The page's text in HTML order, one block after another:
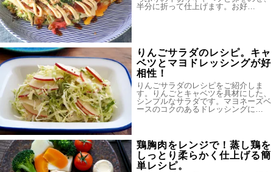
半分に折って仕上げます。お好…
りんごサラダのレシピ。キャ
ベツとマヨドレッシングが好
相性！
りんごサラダのレシピをご紹介しま
す。りんごとキャベツを具材にした、
シンプルなサラダです。マヨネーズベ
ースのコクのあるドレッシングに…
鶏胸肉をレンジで！蒸し鶏を
しっとり柔らかく仕上げる簡
単レシピ。